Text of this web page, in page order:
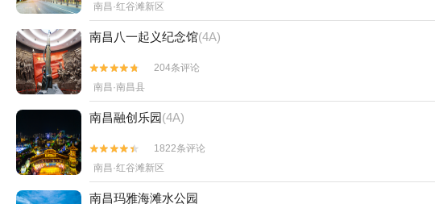
南昌·红谷滩新区
南昌八一起义纪念馆(4A)


204条评论
南昌·南昌县
南昌融创乐园(4A)


1822条评论
南昌·红谷滩新区
南昌玛雅海滩水公园